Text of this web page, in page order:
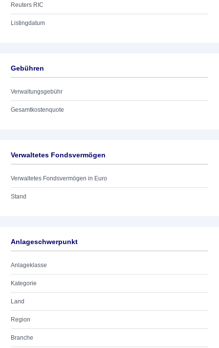
Reuters RIC
Listingdatum
Gebühren
Verwaltungsgebühr
Gesamtkostenquote
Verwaltetes Fondsvermögen
Verwaltetes Fondsvermögen in Euro
Stand
Anlageschwerpunkt
Anlageklasse
Kategorie
Land
Region
Branche